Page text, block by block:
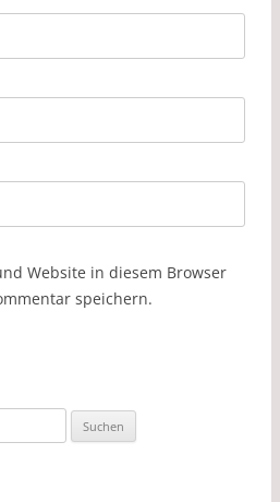
Website in diesem Browser
speichern.